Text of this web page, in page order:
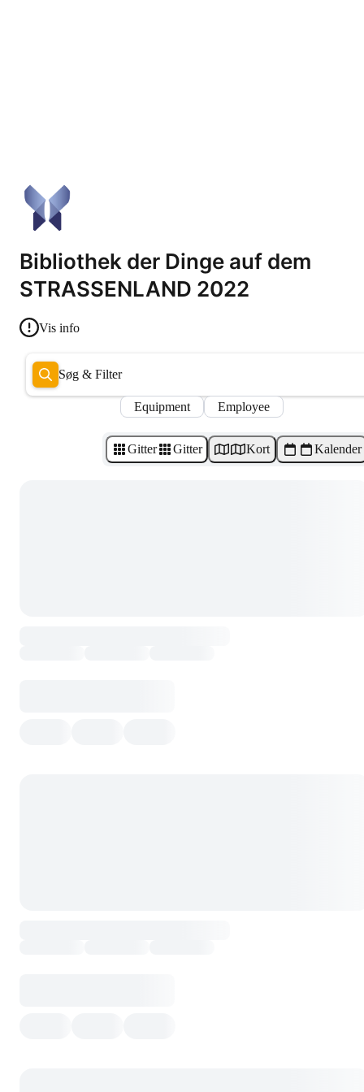
Bibliothek der Dinge auf dem
STRASSENLAND 2022
Vis info
Søg & Filter
Equipment Employee
Gitter Gitter Kort Kalender